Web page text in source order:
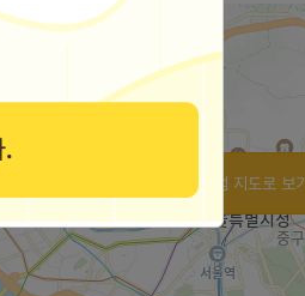
가맹점 지도로 보기